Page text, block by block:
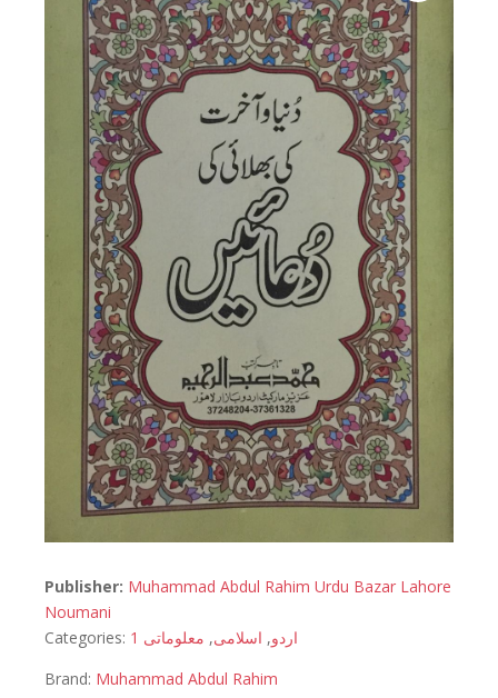
Publisher: Muhammad Abdul Rahim Urdu Bazar Lahore
Noumani
Categories:
اردو, اسلامی, معلوماتی 1
Brand: Muhammad Abdul Rahim